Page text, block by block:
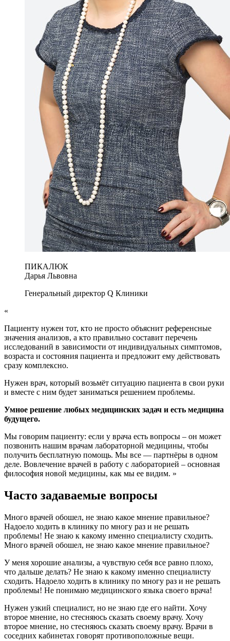
ПИКАЛЮК
Дарья Львовна
Генеральный директор Q Клиники
«
Пациенту нужен тот, кто не просто объяснит референсные
значения анализов, а кто правильно составит перечень
исследований в зависимости от индивидуальных симптомов,
возраста и состояния пациента и предложит ему действовать
сразу комплексно.
Нужен врач, который возьмёт ситуацию пациента в свои руки
и вместе с ним будет заниматься решением проблемы.
Умное решение любых медицинских задач и есть медицина
будущего.
Мы говорим пациенту: если у врача есть вопросы – он может
позвонить нашим врачам лабораторной медицины, чтобы
получить бесплатную помощь. Мы все — партнёры в одном
деле. Вовлечение врачей в работу с лабораторией – основная
философия новой медицины, как мы ее видим. »
Часто задаваемые вопросы
Много врачей обошел, не знаю какое мнение правильное?
Надоело ходить в клинику по многу раз и не решать
проблемы! Не знаю к какому именно специалисту сходить.
Много врачей обошел, не знаю какое мнение правильное?
У меня хорошие анализы, а чувствую себя все равно плохо,
что дальше делать? Не знаю к какому именно специалисту
сходить. Надоело ходить в клинику по многу раз и не решать
проблемы! Не понимаю медицинского языка своего врача!
Нужен узкий специалист, но не знаю где его найти. Хочу
второе мнение, но стесняюсь сказать своему врачу. Хочу
второе мнение, но стесняюсь сказать своему врачу. Врачи в
соседних кабинетах говорят противоположные вещи.